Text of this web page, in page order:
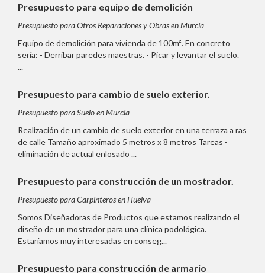
Presupuesto para equipo de demolición
Presupuesto para Otros Reparaciones y Obras en Murcia
Equipo de demolición para vivienda de 100m². En concreto
sería: - Derribar paredes maestras. - Picar y levantar el suelo.
...
Presupuesto para cambio de suelo exterior.
Presupuesto para Suelo en Murcia
Realización de un cambio de suelo exterior en una terraza a ras
de calle Tamaño aproximado 5 metros x 8 metros Tareas -
eliminación de actual enlosado ...
Presupuesto para construcción de un mostrador.
Presupuesto para Carpinteros en Huelva
Somos Diseñadoras de Productos que estamos realizando el
diseño de un mostrador para una clínica podológica.
Estaríamos muy interesadas en conseg...
Presupuesto para construcción de armario